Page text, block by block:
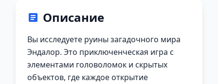
Описание
Вы исследуете руины загадочного мира
Эндалор. Это приключенческая игра с
элементами головоломок и скрытых
объектов, где каждое открытие